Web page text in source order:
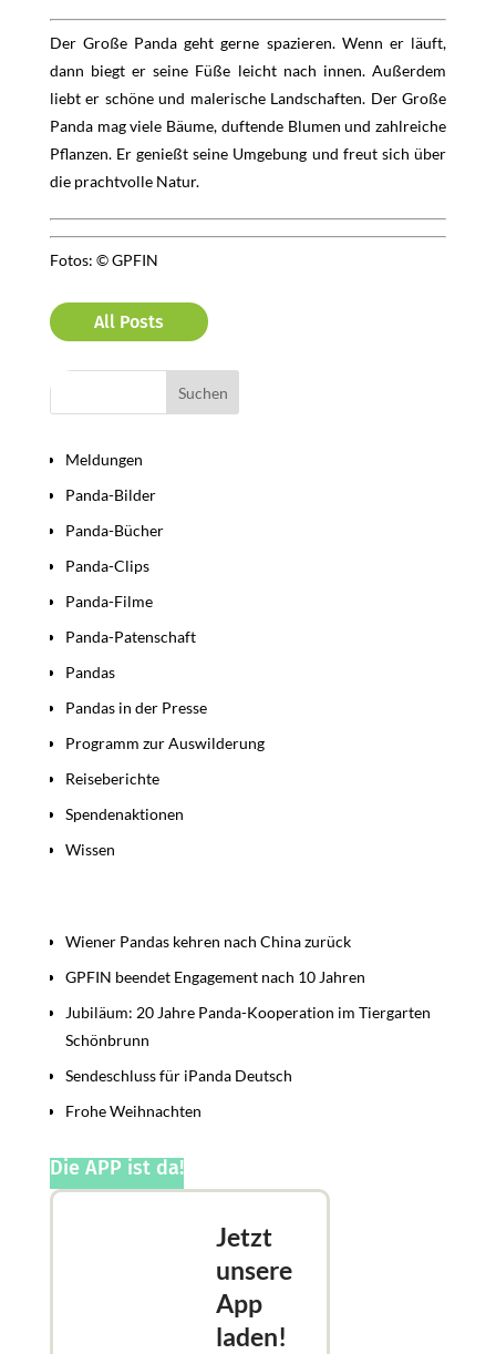
Der Große Panda geht gerne spazieren. Wenn er läuft,
dann biegt er seine Füße leicht nach innen. Außerdem
liebt er schöne und malerische Landschaften. Der Große
Panda mag viele Bäume, duftende Blumen und zahlreiche
Pflanzen. Er genießt seine Umgebung und freut sich über
die prachtvolle Natur.
Fotos: © GPFIN
All Posts
Meldungen
Panda-Bilder
Panda-Bücher
Panda-Clips
Panda-Filme
Panda-Patenschaft
Pandas
Pandas in der Presse
Programm zur Auswilderung
Reiseberichte
Spendenaktionen
Wissen
Wiener Pandas kehren nach China zurück
GPFIN beendet Engagement nach 10 Jahren
Jubiläum: 20 Jahre Panda-Kooperation im Tiergarten
Schönbrunn
Sendeschluss für iPanda Deutsch
Frohe Weihnachten
Die APP ist da!
Jetzt
unsere
App
laden!